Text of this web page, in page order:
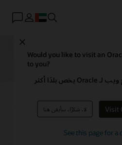
Would you like to visit an
to you?
هل ترغب في زيارة موقع ويب لـ Oracle يخص بلدًا أكثر
Visit لا، شكرًا، سأبقى هنا
See this page for